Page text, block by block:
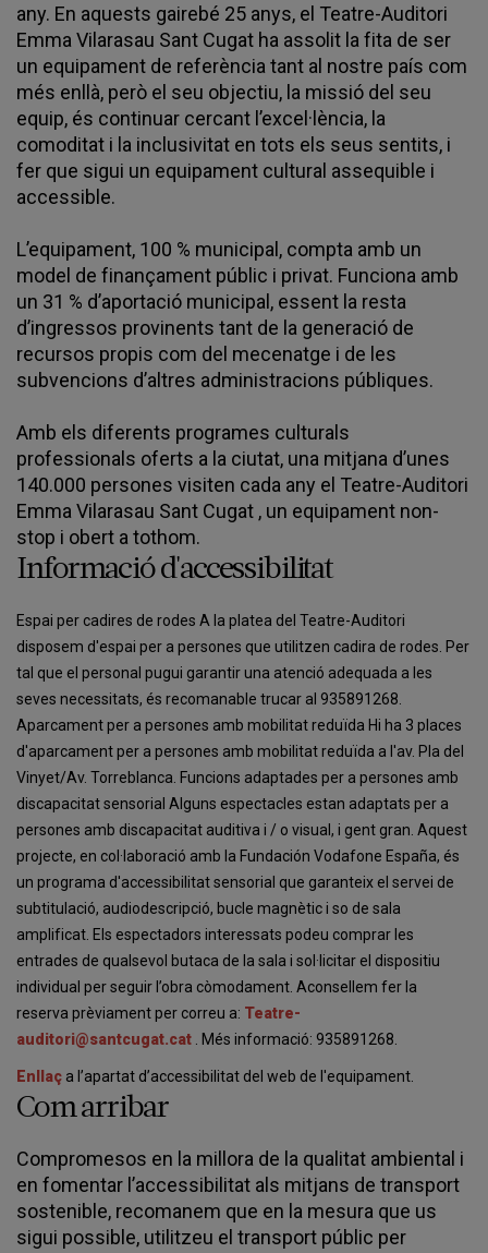
any. En aquests gairebé 25 anys, el Teatre-Auditori
Emma Vilarasau Sant Cugat ha assolit la fita de ser
un equipament de referència tant al nostre país com
més enllà, però el seu objectiu, la missió del seu
equip, és continuar cercant l’excel·lència, la
comoditat i la inclusivitat en tots els seus sentits, i
fer que sigui un equipament cultural assequible i
accessible.
L’equipament, 100 % municipal, compta amb un
model de finançament públic i privat. Funciona amb
un 31 % d’aportació municipal, essent la resta
d’ingressos provinents tant de la generació de
recursos propis com del mecenatge i de les
subvencions d’altres administracions públiques.
Amb els diferents programes culturals
professionals oferts a la ciutat, una mitjana d’unes
140.000 persones visiten cada any el Teatre-Auditori
Emma Vilarasau Sant Cugat , un equipament non-
stop i obert a tothom.
Informació d'accessibilitat
Espai per cadires de rodes A la platea del Teatre-Auditori
disposem d'espai per a persones que utilitzen cadira de rodes. Per
tal que el personal pugui garantir una atenció adequada a les
seves necessitats, és recomanable trucar al 935891268.
Aparcament per a persones amb mobilitat reduïda Hi ha 3 places
d'aparcament per a persones amb mobilitat reduïda a l'av. Pla del
Vinyet/Av. Torreblanca. Funcions adaptades per a persones amb
discapacitat sensorial Alguns espectacles estan adaptats per a
persones amb discapacitat auditiva i / o visual, i gent gran. Aquest
projecte, en col·laboració amb la Fundación Vodafone España, és
un programa d'accessibilitat sensorial que garanteix el servei de
subtitulació, audiodescripció, bucle magnètic i so de sala
amplificat. Els espectadors interessats podeu comprar les
entrades de qualsevol butaca de la sala i sol·licitar el dispositiu
individual per seguir l’obra còmodament. Aconsellem fer la
reserva prèviament per correu a: Teatre-
auditori@santcugat.cat . Més informació: 935891268.
Enllaç a l’apartat d’accessibilitat del web de l'equipament.
Com arribar
Compromesos en la millora de la qualitat ambiental i
en fomentar l’accessibilitat als mitjans de transport
sostenible, recomanem que en la mesura que us
sigui possible, utilitzeu el transport públic per